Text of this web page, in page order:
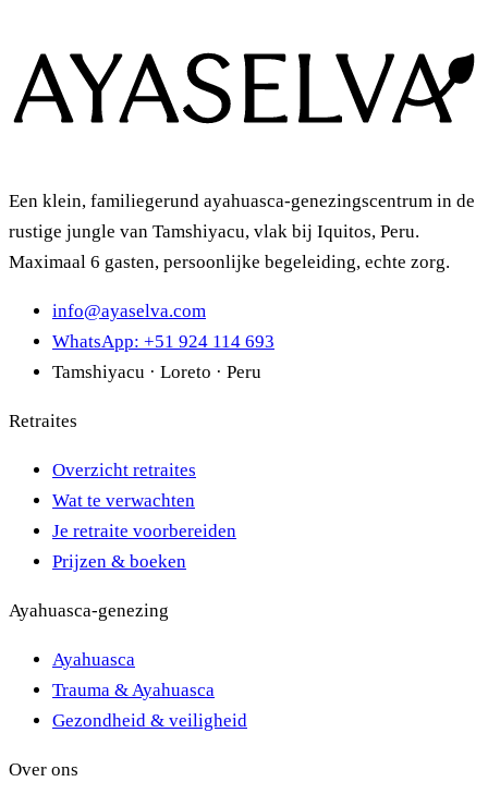
Een klein, familiegerund ayahuasca-genezingscentrum in de
rustige jungle van Tamshiyacu, vlak bij Iquitos, Peru.
Maximaal 6 gasten, persoonlijke begeleiding, echte zorg.
info@ayaselva.com
WhatsApp: +51 924 114 693
Tamshiyacu · Loreto · Peru
Retraites
Overzicht retraites
Wat te verwachten
Je retraite voorbereiden
Prijzen & boeken
Ayahuasca-genezing
Ayahuasca
Trauma & Ayahuasca
Gezondheid & veiligheid
Over ons